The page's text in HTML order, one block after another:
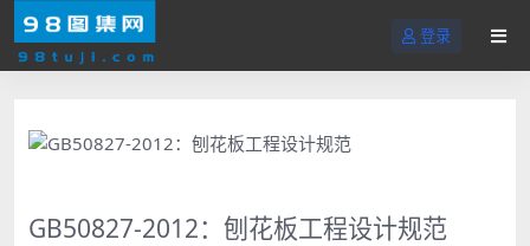
登录
GB50827-2012：刨花板工程设计规范